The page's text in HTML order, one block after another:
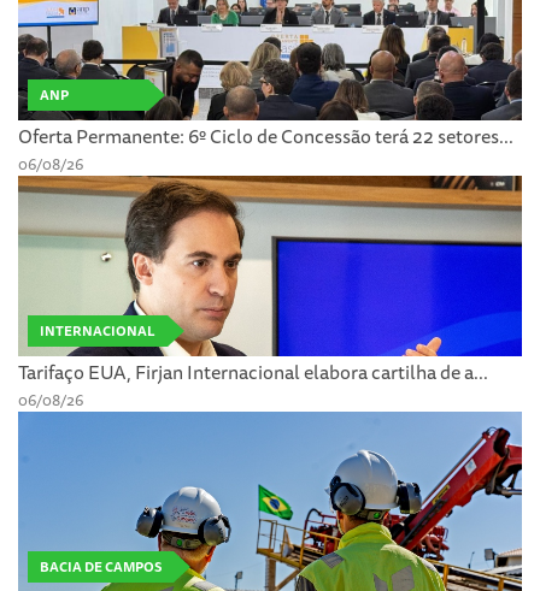
ANP
Oferta Permanente: 6º Ciclo de Concessão terá 22 setores...
06/08/26
INTERNACIONAL
Tarifaço EUA, Firjan Internacional elabora cartilha de a...
06/08/26
BACIA DE CAMPOS